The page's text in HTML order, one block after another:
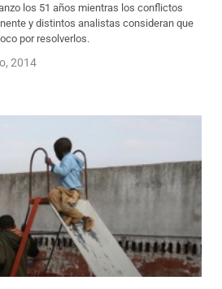
los 51 años mientras los conflictos
y distintos analistas consideran que
por resolverlos.
2014